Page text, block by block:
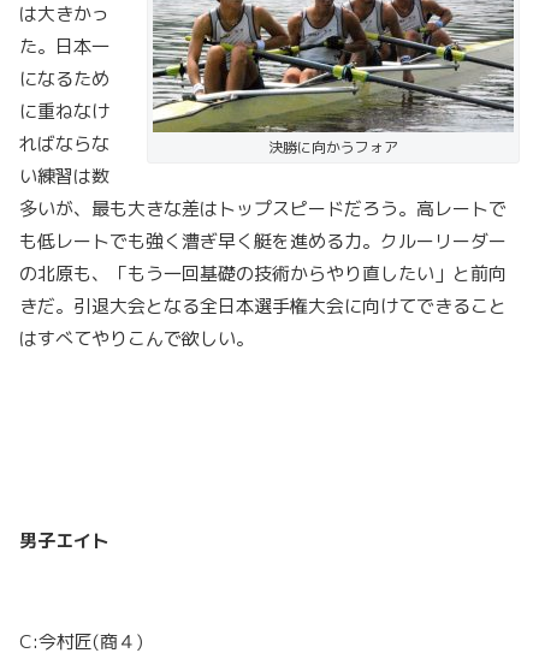
決勝に向かうフォア
は大きかっ
た。日本一
になるため
に重ねなけ
ればならな
い練習は数
多いが、最も大きな差はトップスピードだろう。高レートで
も低レートでも強く漕ぎ早く艇を進める力。クルーリーダー
の北原も、「もう一回基礎の技術からやり直したい」と前向
きだ。引退大会となる全日本選手権大会に向けてできること
はすべてやりこんで欲しい。
男子エイト
C:今村匠(商４)